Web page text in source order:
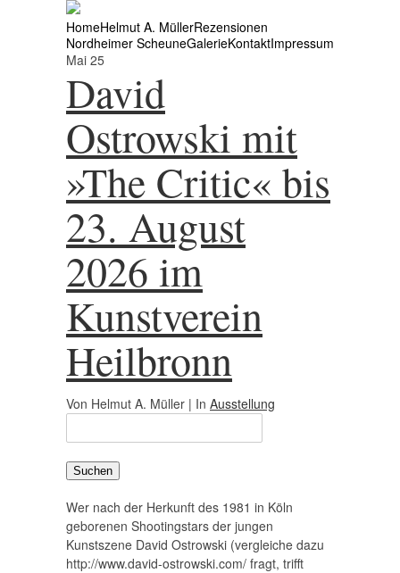
HomeHelmut A. MüllerRezensionen
Nordheimer ScheuneGalerieKontaktImpressum
Mai 25
David
Ostrowski mit
»The Critic« bis
23. August
2026 im
Kunstverein
Heilbronn
Von Helmut A. Müller | In Ausstellung
nach:
Wer nach der Herkunft des 1981 in Köln
geborenen Shootingstars der jungen
Kunstszene David Ostrowski (vergleiche dazu
http://www.david-ostrowski.com/ fragt, trifft